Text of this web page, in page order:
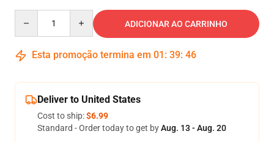
ADICIONAR AO CARRINHO
Esta promoção termina em 01 : 39: 46
Deliver to United States
Cost to ship:$6.99
Standard - Order today to get byAug. 13 - Aug. 20